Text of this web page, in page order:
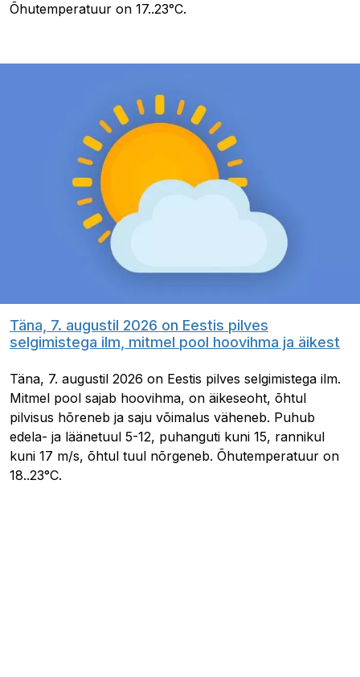
Õhutemperatuur on 17..23°C.
Täna, 7. augustil 2026 on Eestis pilves
selgimistega ilm, mitmel pool hoovihma ja äikest
Täna, 7. augustil 2026 on Eestis pilves selgimistega ilm.
Mitmel pool sajab hoovihma, on äikeseoht, õhtul
pilvisus hõreneb ja saju võimalus väheneb. Puhub
edela- ja läänetuul 5-12, puhanguti kuni 15, rannikul
kuni 17 m/s, õhtul tuul nõrgeneb. Õhutemperatuur on
18..23°C.